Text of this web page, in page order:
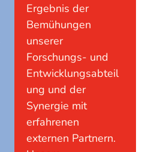
Ergebnis der
Bemühungen
unserer
Forschungs- und
Entwicklungsabteil
ung und der
Synergie mit
erfahrenen
externen Partnern.